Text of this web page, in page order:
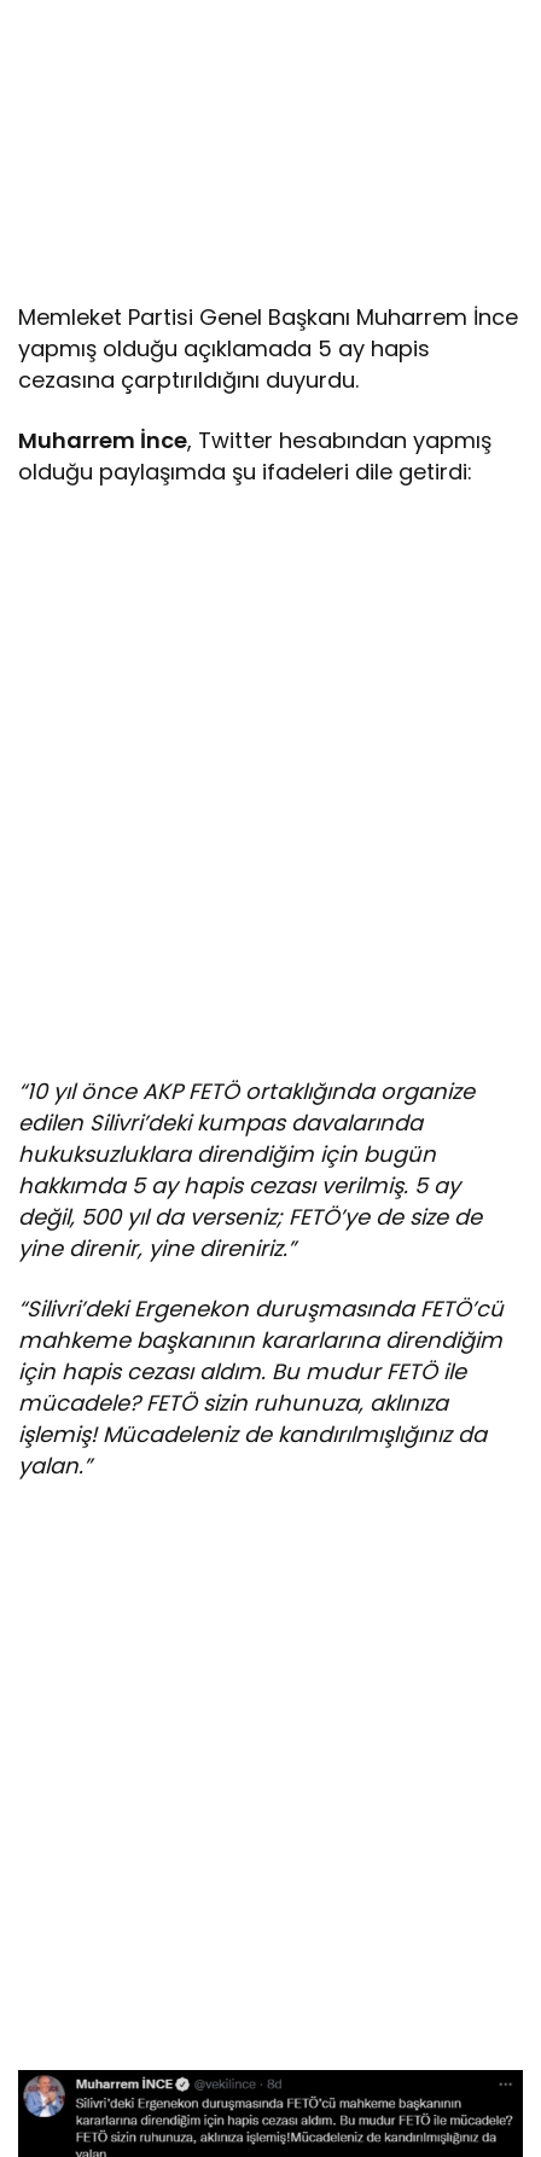
Memleket Partisi Genel Başkanı Muharrem İnce
yapmış olduğu açıklamada 5 ay hapis
cezasına çarptırıldığını duyurdu.
Muharrem İnce, Twitter hesabından yapmış
olduğu paylaşımda şu ifadeleri dile getirdi:
“10 yıl önce AKP FETÖ ortaklığında organize
edilen Silivri’deki kumpas davalarında
hukuksuzluklara direndiğim için bugün
hakkımda 5 ay hapis cezası verilmiş. 5 ay
değil, 500 yıl da verseniz; FETÖ’ye de size de
yine direnir, yine direniriz.”
“Silivri’deki Ergenekon duruşmasında FETÖ’cü
mahkeme başkanının kararlarına direndiğim
için hapis cezası aldım. Bu mudur FETÖ ile
mücadele? FETÖ sizin ruhunuza, aklınıza
işlemiş! Mücadeleniz de kandırılmışlığınız da
yalan.”